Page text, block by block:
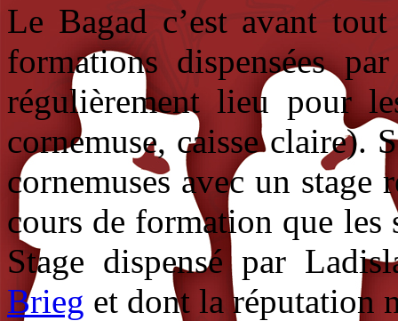
Le Bagad c’est avant
formations dispensées
régulièrement lieu pour
cornemuse, caisse claire).
cornemuses avec un stage
cours de formation que les
Stage dispensé par
Brieg et dont la réputation